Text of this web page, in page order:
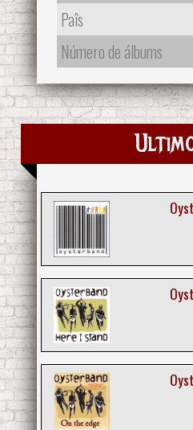
Paîs
Número de álbums